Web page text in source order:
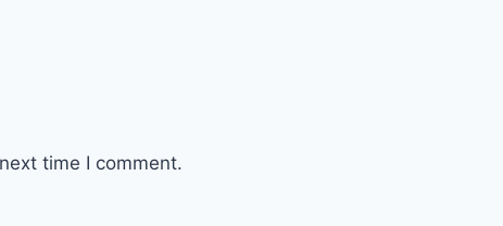
time I comment.